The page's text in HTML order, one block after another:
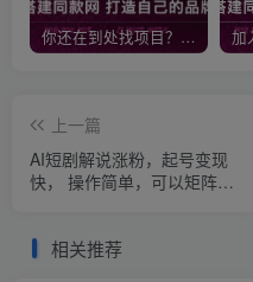
你还在到处找项目？还在当韭菜？我靠网创资源站一个月收入5万+，曾经我也是个失败者。
上一篇
AI短剧解说涨粉，起号变现
快， 操作简单，可以矩阵操
相关推荐